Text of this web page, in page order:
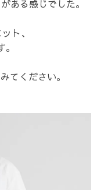
ある感じでした。
ト、
てください。